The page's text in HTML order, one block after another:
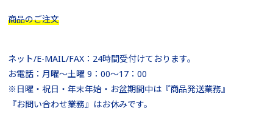
商品のご注文
ネット/E-MAIL/FAX：24時間受付けております。
お電話：月曜～土曜 9：00～17：00
※日曜・祝日・年末年始・お盆期間中は『商品発送業務』
『お問い合わせ業務』はお休みです。